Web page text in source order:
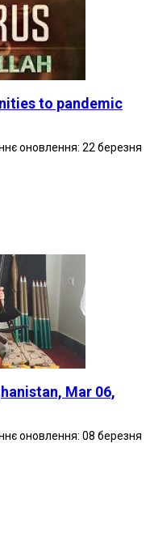
to pandemic
оновлення: 22 березня
Mar 06,
оновлення: 08 березня